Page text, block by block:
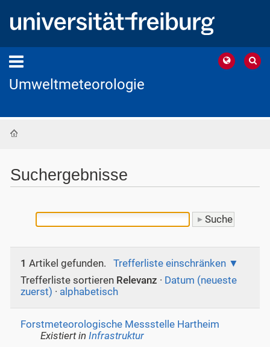
Umweltmeteorologie
Suchergebnisse
1 Artikel gefunden.
Trefferliste einschränken
Trefferliste sortieren Relevanz · Datum (neueste
zuerst) · alphabetisch
Forstmeteorologische Messstelle Hartheim
Existiert in Infrastruktur